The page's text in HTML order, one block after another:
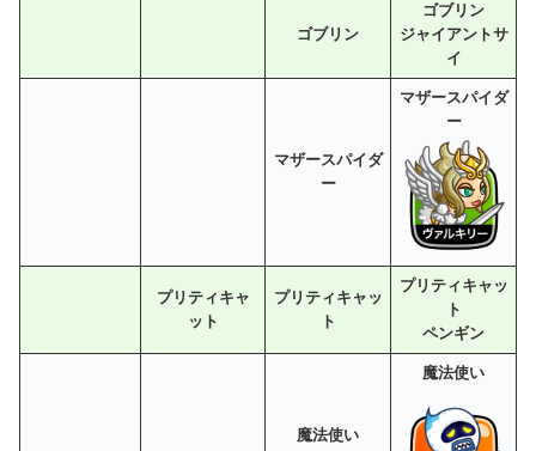
ゴブリン
ゴブリン
ジャイアントサ
イ
マザースパイダ
ー
マザースパイダ
ー
プリティキャ
ット
プリティキャッ
ト
プリティキャッ
ト
ペンギン
魔法使い
魔法使い